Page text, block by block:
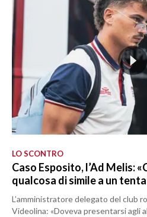
LO SCONTRO
Caso Esposito, l’Ad Melis:
qualcosa di simile a un
L’amministratore delegato del club
Videolina: «Doveva presentarsi agli